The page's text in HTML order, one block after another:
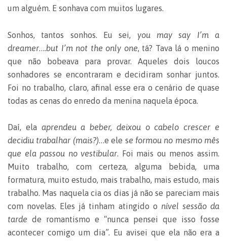
um alguém. E sonhava com muitos lugares.
Sonhos, tantos sonhos. Eu sei, you may say I’m a
dreamer….but I’m not the only one, tá? Tava lá o menino
que não bobeava para provar. Aqueles dois loucos
sonhadores se encontraram e decidiram sonhar juntos.
Foi no trabalho, claro, afinal esse era o cenário de quase
todas as cenas do enredo da menina naquela época.
Daí, ela aprendeu a beber, deixou o cabelo crescer e
decidiu trabalhar (mais?)…e ele se formou no mesmo mês
que ela passou no vestibular. Foi mais ou menos assim.
Muito trabalho, com certeza, alguma bebida, uma
formatura, muito estudo, mais trabalho, mais estudo, mais
trabalho. Mas naquela cia os dias já não se pareciam mais
com novelas. Eles já tinham atingido o nível sessão da
tarde de romantismo e “nunca pensei que isso fosse
acontecer comigo um dia”. Eu avisei que ela não era a